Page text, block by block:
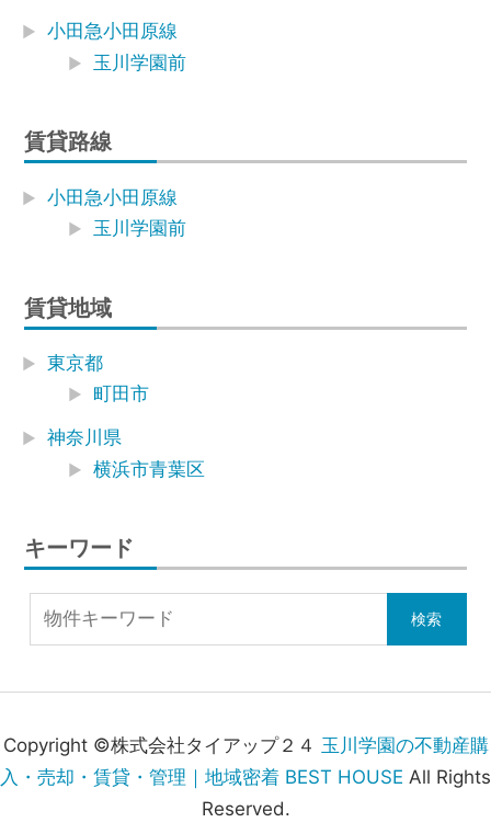
小田急小田原線
玉川学園前
賃貸路線
小田急小田原線
玉川学園前
賃貸地域
東京都
町田市
神奈川県
横浜市青葉区
キーワード
Copyright ©株式会社タイアップ２４ 玉川学園の不動産購
入・売却・賃貸・管理｜地域密着 BEST HOUSE All Rights
Reserved.